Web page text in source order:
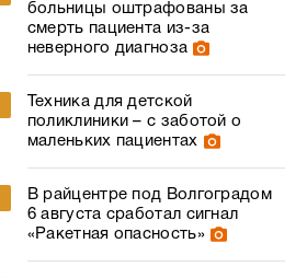
больницы оштрафованы за
смерть пациента из-за
неверного диагноза
Техника для детской
поликлиники – с заботой о
маленьких пациентах
В райцентре под Волгоградом
6 августа сработал сигнал
«Ракетная опасность»